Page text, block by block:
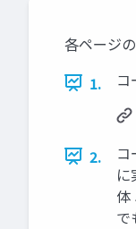
各ページ
1.
2.
体
で